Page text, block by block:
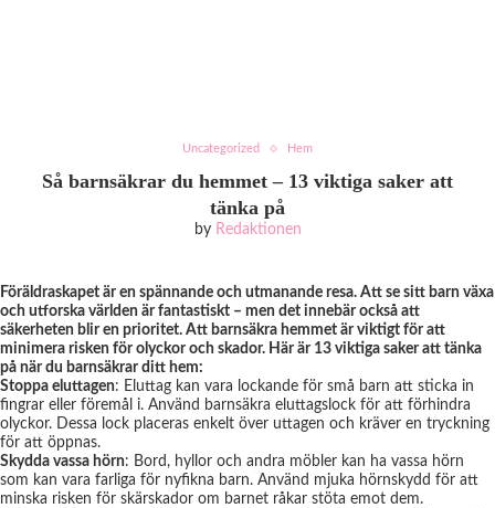
Uncategorized Hem
Så barnsäkrar du hemmet – 13 viktiga saker att
tänka på
by Redaktionen
Föräldraskapet är en spännande och utmanande resa. Att se sitt barn växa
och utforska världen är fantastiskt – men det innebär också att
säkerheten blir en prioritet. Att barnsäkra hemmet är viktigt för att
minimera risken för olyckor och skador. Här är 13 viktiga saker att tänka
på när du barnsäkrar ditt hem:
Stoppa eluttagen: Eluttag kan vara lockande för små barn att sticka in
fingrar eller föremål i. Använd barnsäkra eluttagslock för att förhindra
olyckor. Dessa lock placeras enkelt över uttagen och kräver en tryckning
för att öppnas.
Skydda vassa hörn: Bord, hyllor och andra möbler kan ha vassa hörn
som kan vara farliga för nyfikna barn. Använd mjuka hörnskydd för att
minska risken för skärskador om barnet råkar stöta emot dem.